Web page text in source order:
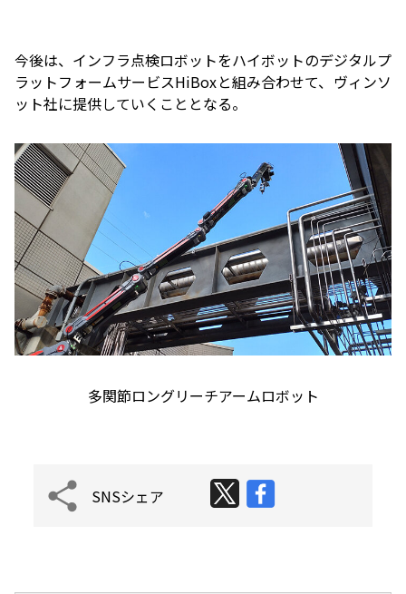
今後は、インフラ点検ロボットをハイボットのデジタルプ
ラットフォームサービスHiBoxと組み合わせて、ヴィンソ
ット社に提供していくこととなる。
多関節ロングリーチアームロボット
SNSシェア